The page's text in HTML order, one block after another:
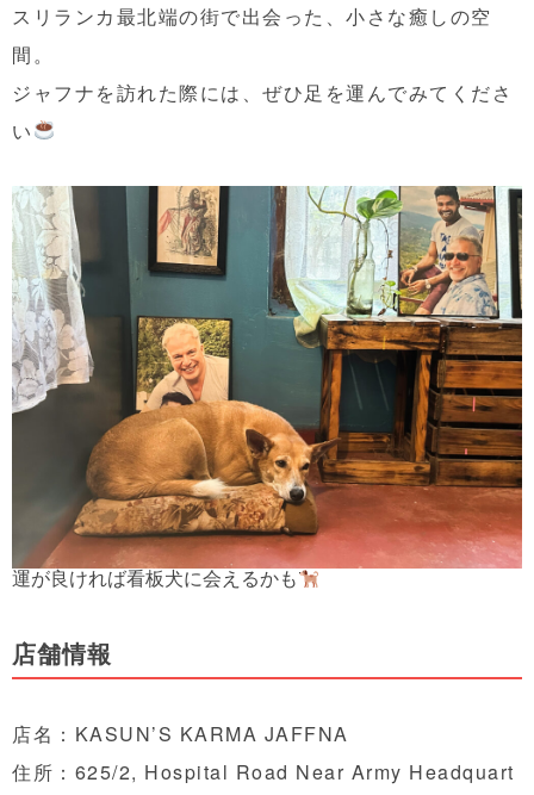
スリランカ最北端の街で出会った、小さな癒しの空
間。
ジャフナを訪れた際には、ぜひ足を運んでみてくださ
い
運が良ければ看板犬に会えるかも
店舗情報
店名：KASUN’S KARMA JAFFNA
住所：625/2, Hospital Road Near Army Headquart